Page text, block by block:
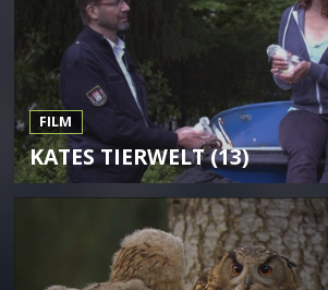
FILM
KATES TIERWELT (13)